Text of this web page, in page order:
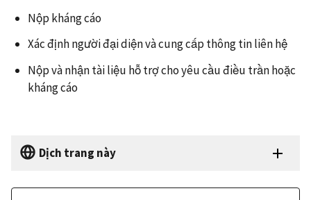
Nộp kháng cáo
Xác định người đại diện và cung cấp thông tin liên hệ
Nộp và nhận tài liệu hỗ trợ cho yêu cầu điều trần hoặc
kháng cáo
Dịch trang này